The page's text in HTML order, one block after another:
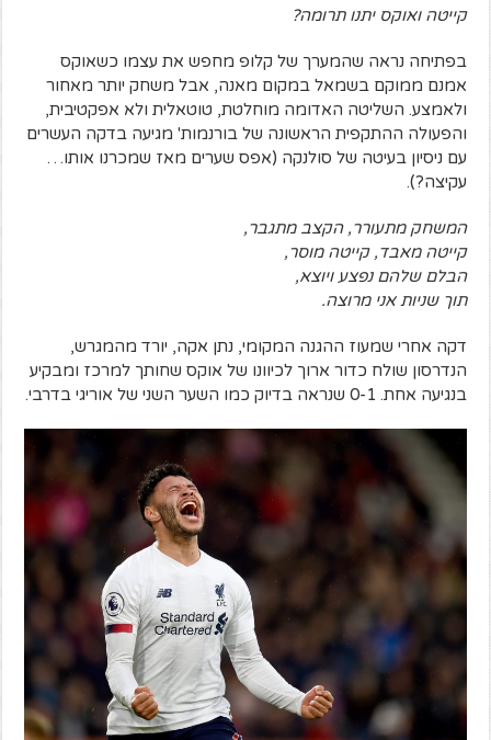
קייטה ואוקס יתנו תרומה?
בפתיחה נראה שהמערך של קלופ מחפש את עצמו כשאוקס
אמנם ממוקם בשמאל במקום מאנה, אבל משחק יותר מאחור
ולאמצע. השליטה האדומה מוחלטת, טוטאלית ולא אפקטיבית,
והפעולה ההתקפית הראשונה של בורנמות' מגיעה בדקה העשרים
עם ניסיון בעיטה של סולנקה (אפס שערים מאז שמכרנו אותו…
עקיצה?).
המשחק מתעורר, הקצב מתגבר,
קייטה מאבד, קייטה מוסר,
הבלם שלהם נפצע ויוצא,
תוך שניות אני מרוצה.
דקה אחרי שמעוז ההגנה המקומי, נתן אקה, יורד מהמגרש,
הנדרסון שולח כדור ארוך לכיוונו של אוקס שחותך למרכז ומבקיע
בנגיעה אחת. 0-1 שנראה בדיוק כמו השער השני של אוריגי בדרבי.